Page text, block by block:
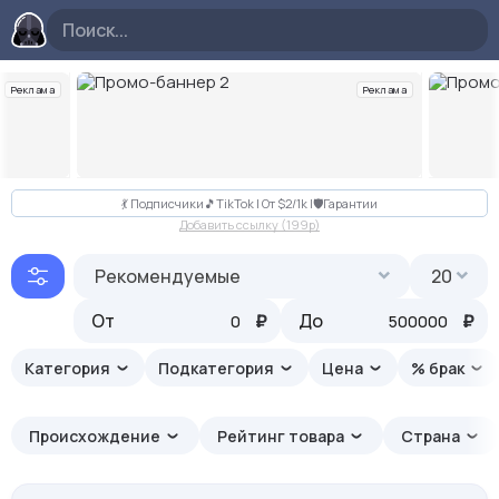
Реклама Реклама
Слайд 2 из 10
💃 Подписчики🎵TikTok | От $2/1k |🛡Гарантии
Добавить ссылку (199p)
Рекомендуемые
От
₽ До ₽
20
Категория Подкатегория Цена % брак
Происхождение Рейтинг товара Страна